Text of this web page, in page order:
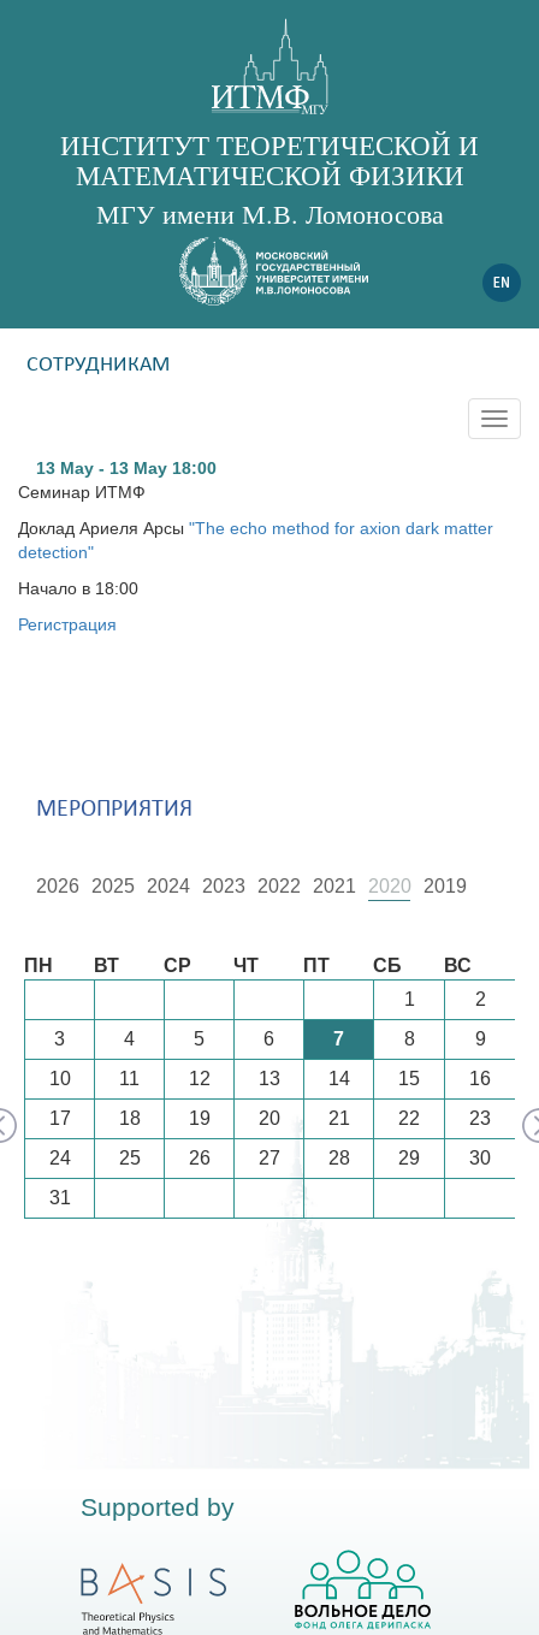
ИНСТИТУТ ТЕОРЕТИЧЕСКОЙ И
МАТЕМАТИЧЕСКОЙ ФИЗИКИ
МГУ имени М.В. Ломоносова
СОТРУДНИКАМ
13 May - 13 May 18:00
Семинар ИТМФ
Доклад Ариеля Арсы "The echo method for axion dark matter
detection"
Начало в 18:00
Регистрация
МЕРОПРИЯТИЯ
2026 2025 2024 2023 2022 2021 2020 2019
Август
ПН ВТ СР ЧТ ПТ СБ
ВС
1
2
3
4 5 6 7 8
9
10
11 12 13 14 15
16
17
18 19 20 21 22
23
24
25 26 27 28 29
30
31
Supported by